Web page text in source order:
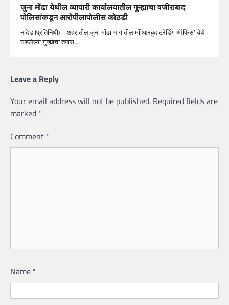
जुना मोंढा येथील व्यापारी कार्यालयातील गुन्ह्याचा वजीराबाद
पोलिसांकडून आरोपीलापोलीस कोठडी
नांदेड (प्रतिनिधी) – शहरातील जुना मोंढा भागातील माँ आरबुद ट्रेडिंग ऑफिस’ येथे
घडलेल्या गुन्ह्याचा तपास…
Leave a Reply
Your email address will not be published. Required fields are
marked *
Comment *
Name *